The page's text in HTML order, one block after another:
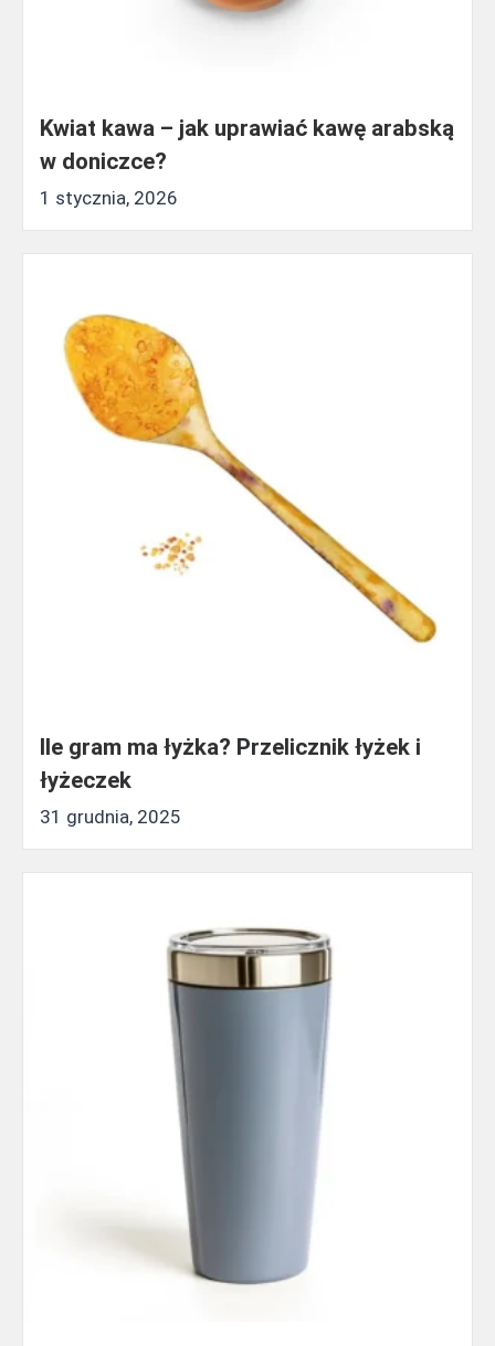
Kwiat kawa – jak uprawiać kawę arabską
w doniczce?
1 stycznia, 2026
Ile gram ma łyżka? Przelicznik łyżek i
łyżeczek
31 grudnia, 2025